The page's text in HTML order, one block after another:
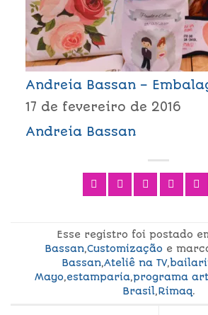
Andreia Bassan –
17 de fevereiro de 2016
Andreia Bassan
Esse registro foi postado
Bassan,Customização e
Bassan,Ateliê na TV,
Mayo,estamparia,programa
Brasil,Rimaq.